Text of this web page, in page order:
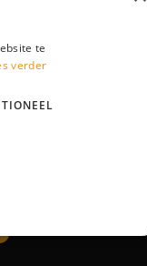
te
verder